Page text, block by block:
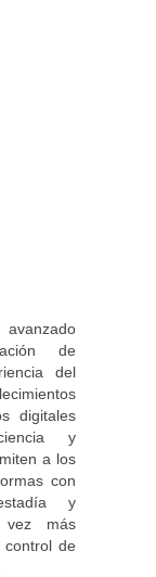
de
del
digitales
y
a los
con
y
vez más
de